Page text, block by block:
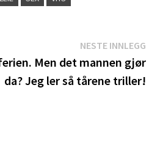
NESTE INNLEGG
Men det mannen gjør
da? Jeg ler så tårene triller!